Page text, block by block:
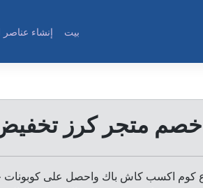
بيت إنشاء عناصر
متجر كرز تخفيض
كوم اكسب كاش باك واحصل على كوبونات